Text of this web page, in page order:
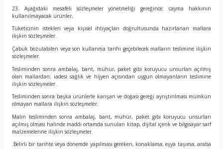
23. Aşağıdaki mesafeli sözleşmeler yönetmeliği gereğince; cayma hakkının
kullanılmayacak ürünler,
Tüketicinin istekleri veya kişisel ihtiyaçları doğrultusunda hazırlanan mallara
ilişkin sözleşmeler.
Çabuk bozulabilen veya son kullanma tarihi geçebilecek malların teslimine ilişkin
sözleşmeler.
Tesliminden sonra ambalaj, bant, mühür, paket gibi koruyucu unsurları açılmış
olan mallardan; iadesi sağlık ve hijyen açısından uygun olmayanların teslimine
ilişkin sözleşmeler.
Tesliminden sonra başka ürünlerle karışan ve doğası gereği ayrıştırılması mümkün
olmayan mallara ilişkin sözleşmeler.
Malın tesliminden sonra ambalaj, bant, mühür, paket gibi koruyucu unsurları
açılmış olması halinde maddi ortamda sunulan kitap, dijital içerik ve bilgisayar sarf
malzemelerine ilişkin sözleşmeler.
.Belirli bir tarihte veya dönemde yapılması gereken, konaklama, eşya taşıma, araba